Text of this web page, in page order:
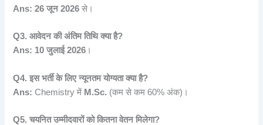
Ans: 26 जून 2026 से।
Q3. आवेदन की अंतिम तिथि क्या है?
Ans: 10 जुलाई 2026 ।
Q4. इस भर्ती के लिए न्यूनतम योग्यता क्या है?
Ans: Chemistry में M.Sc. (कम से कम 60% अंक)।
Q5. चयनित उम्मीदवारों को कितना वेतन मिलेगा?